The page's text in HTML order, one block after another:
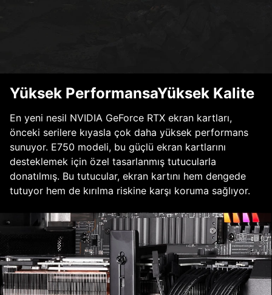
Yüksek PerformansaYüksek Kalite
En yeni nesil NVIDIA GeForce RTX ekran kartları,
önceki serilere kıyasla çok daha yüksek performans
sunuyor. E750 modeli, bu güçlü ekran kartlarını
desteklemek için özel tasarlanmış tutucularla
donatılmış. Bu tutucular, ekran kartını hem dengede
tutuyor hem de kırılma riskine karşı koruma sağlıyor.